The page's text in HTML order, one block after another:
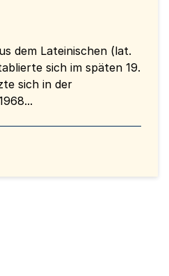
dem Lateinischen (lat.
sich im späten 19.
sich in der